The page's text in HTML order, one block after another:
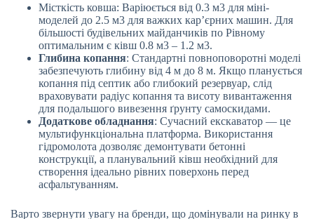
Місткість ковша: Варіюється від 0.3 м3 для міні-
моделей до 2.5 м3 для важких кар’єрних машин. Для
більшості будівельних майданчиків по Рівному
оптимальним є ківш 0.8 м3 – 1.2 м3.
Глибина копання: Стандартні повноповоротні моделі
забезпечують глибину від 4 м до 8 м. Якщо планується
копання під септик або глибокий резервуар, слід
враховувати радіус копання та висоту вивантаження
для подальшого вивезення ґрунту самоскидами.
Додаткове обладнання: Сучасний екскаватор — це
мультифункціональна платформа. Використання
гідромолота дозволяє демонтувати бетонні
конструкції, а планувальний ківш необхідний для
створення ідеально рівних поверхонь перед
асфальтуванням.
Варто звернути увагу на бренди, що домінували на ринку в